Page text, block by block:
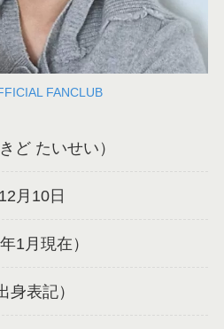
FANCLUB
ど たいせい）
月10日
1月現在）
身表記）